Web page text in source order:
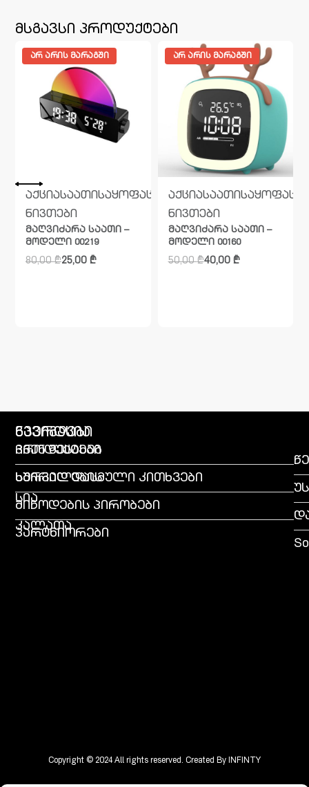
მსგავსი პროდუქტები
ᲐᲠ ᲐᲠᲘᲡ ᲛᲐᲠᲐᲒᲨᲘ
აქციასაათისაყოფაცხოვრებო
ნივთები
მაღვიძარა საათი –
მოდელი 00219
80,00₾25,00 ₾
ᲐᲠ ᲐᲠᲘᲡ ᲛᲐᲠᲐᲒᲨᲘ
აქციასაათი
ნივთები
მაღვიძარა საათი –
მოდელი 00160
50,00₾40,00 ₾
გვერდები
პროდუქტები
სურვილების
სია
კალათა
ნავიგაცია
ჩვენ შესახებ
ხშირად დასმული კითხვები
მიწოდების პირობები
პარტნიორები
Copyright © 2024 All rights reserved. Created By INFINTY